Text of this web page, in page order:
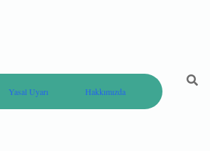
Yasal Uyarı Hakkımızda